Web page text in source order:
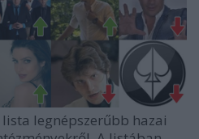
legnépszerűbb hazai